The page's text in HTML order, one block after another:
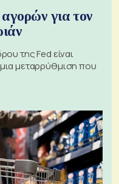
για τον
της Fed είναι
μεταρρύθμιση που